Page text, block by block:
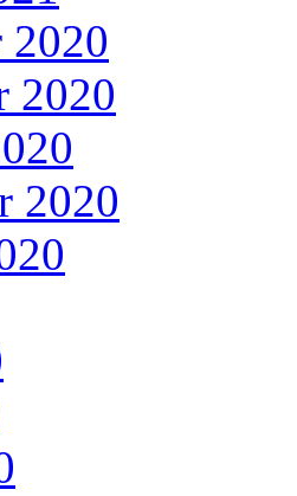
2020
2020
2020